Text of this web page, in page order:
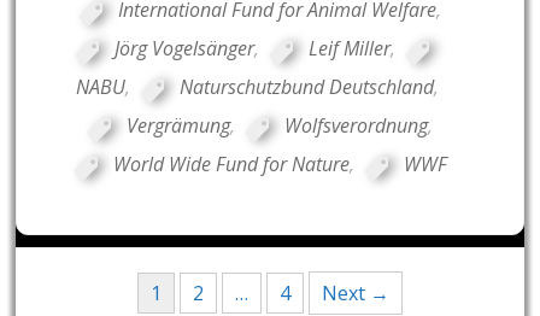
International Fund for Animal Welfare,
Jörg Vogelsänger, Leif Miller,
NABU, Naturschutzbund Deutschland,
Vergrämung, Wolfsverordnung,
World Wide Fund for Nature, WWF
1 2 … 4 Next →